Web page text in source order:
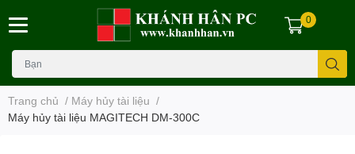
0
Trang chủ / Máy hủy tài liệu /
Máy hủy tài liệu MAGITECH DM-300C